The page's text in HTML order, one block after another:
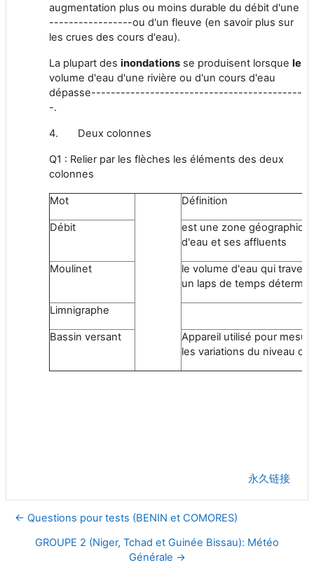
augmentation plus ou moins durable du débit d'une
-----------------ou d'un fleuve (en savoir plus sur
les crues des cours d'eau).
La plupart des inondations se produisent lorsque le
volume d'eau d'une rivière ou d'un cours d'eau
dépasse-------------------------------------------
-.
4. Deux colonnes
Q1 : Relier par les flèches les éléments des deux
colonnes
Mot Définition
Débit
est une zone
d'eau et ses affluents
Moulinet
le volume d'eau qui
un laps de temps
Limnigraphe
Bassin versant
Appareil utilisé pour
les variations du niveau
永久链接
← Questions pour tests (BENIN et COMORES)
GROUPE 2 (Niger, Tchad et Guinée Bissau): Météo
Générale →